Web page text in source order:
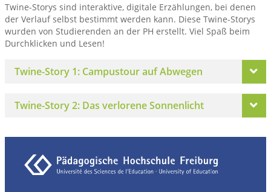
Twine-Storys sind interaktive, digitale Erzählungen, bei denen
der Verlauf selbst bestimmt werden kann. Diese Twine-Storys
wurden von Studierenden an der PH erstellt. Viel Spaß beim
Durchklicken und Lesen!
Twine-Story 1: Campustour auf Abwegen
Twine-Story 2: Das verlorene Sonnenlicht